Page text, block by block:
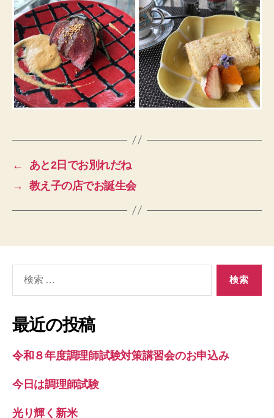
←
あと2日でお別れだね
→
教え子の店でお誕生会
象:
最近の投稿
令和８年度調理師試験対策講習会のお申込み
今日は調理師試験
光り輝く新米